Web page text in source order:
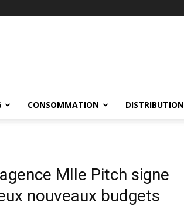
CONSOMMATION DISTRIBUTION
Mlle Pitch signe
nouveaux budgets